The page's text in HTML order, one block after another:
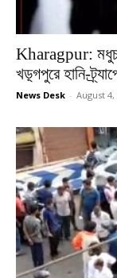
Kharagpur:
খড়্গপুরে হানি-
News Desk - August